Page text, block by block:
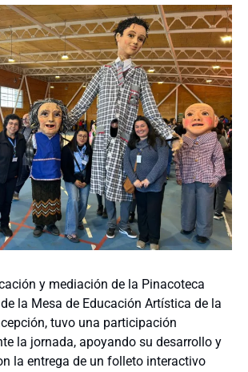
y mediación de la Pinacoteca
la Mesa de Educación Artística de la
tuvo una participación
la jornada, apoyando su desarrollo y
la entrega de un folleto interactivo